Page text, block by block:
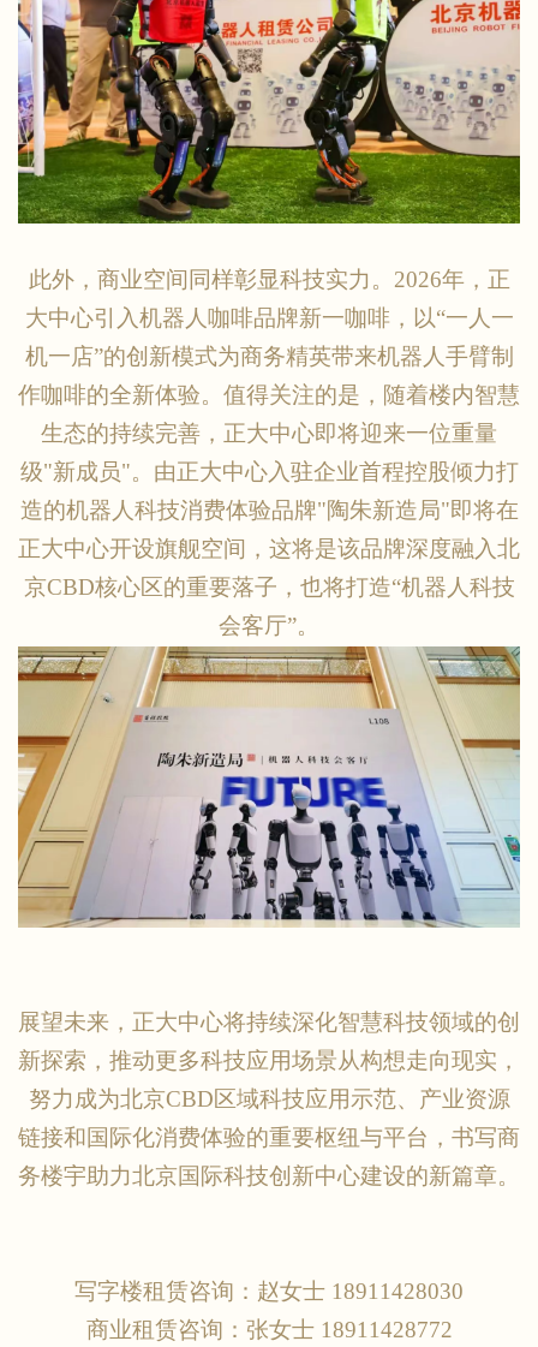
此外，商业空间同样彰显科技实力。 2026年，正
大中心引入机器人咖啡品牌新一咖啡，以“一人一
机一店”的创新模式为商务精英带来机器人手臂制
作咖啡的全新体验。值得关注的是，随着楼内智慧
生态的持续完善，正大中心即将迎来一位重量
级"新成员"。由正大中心入驻企业首程控股倾力打
造的机器人科技消费体验品牌"陶朱新造局"即将在
正大中心开设旗舰空间，这将是该品牌深度融入北
京CBD核心区的重要落子，也将打造“机器人科技
会客厅”。
展望未来，正大中心将持续深化智慧科技领域的创
新探索，推动更多科技应用场景从构想走向现实，
努力成为北京CBD区域科技应用示范、产业资源
链接和国际化消费体验的重要枢纽与平台，书写商
务楼宇助力北京国际科技创新中心建设的新篇章。
写字楼租赁咨询：赵女士 18911428030
商业租赁咨询：张女士 18911428772